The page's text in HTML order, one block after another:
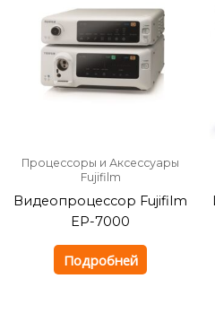
Процессоры и Аксессуары
Fujifilm
Видеопроцессор Fujifilm
EP-7000
Подробней